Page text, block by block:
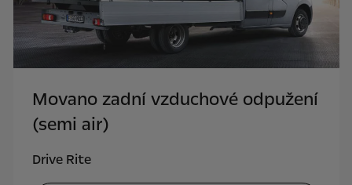
Movano zadní vzduchové odpužení
(semi air)
Drive Rite